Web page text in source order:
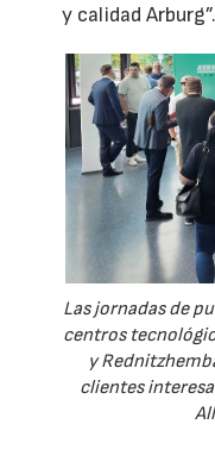
y calidad Arburg”.
Las jornadas de
centros
y
clientes